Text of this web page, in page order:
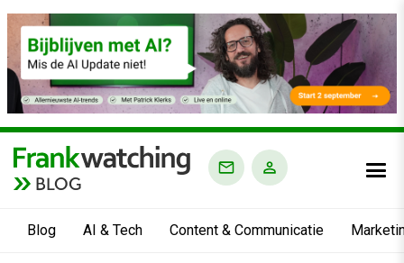
BLOG
Blog AI & Tech Content & Communicatie